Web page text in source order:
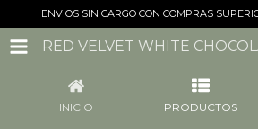
ENVIOS SIN CARGO CON COMPRAS
INICIO PRODUCTOS